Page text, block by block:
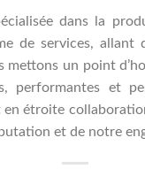
dans la
de services,
mettons un point
et
en étroite
et de notre